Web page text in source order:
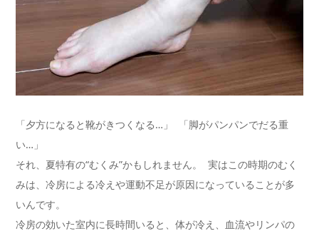
「夕方になると靴がきつくなる…」 「脚がパンパンでだる重
い…」
それ、夏特有の“むくみ”かもしれません。 実はこの時期のむく
みは、冷房による冷えや運動不足が原因になっていることが多
いんです。
冷房の効いた室内に長時間いると、体が冷え、血流やリンパの